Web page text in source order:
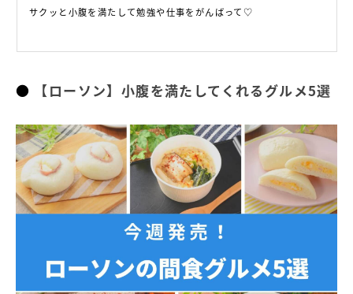
サクッと小腹を満たして勉強や仕事をがんばって♡
【ローソン】小腹を満たしてくれるグルメ5選